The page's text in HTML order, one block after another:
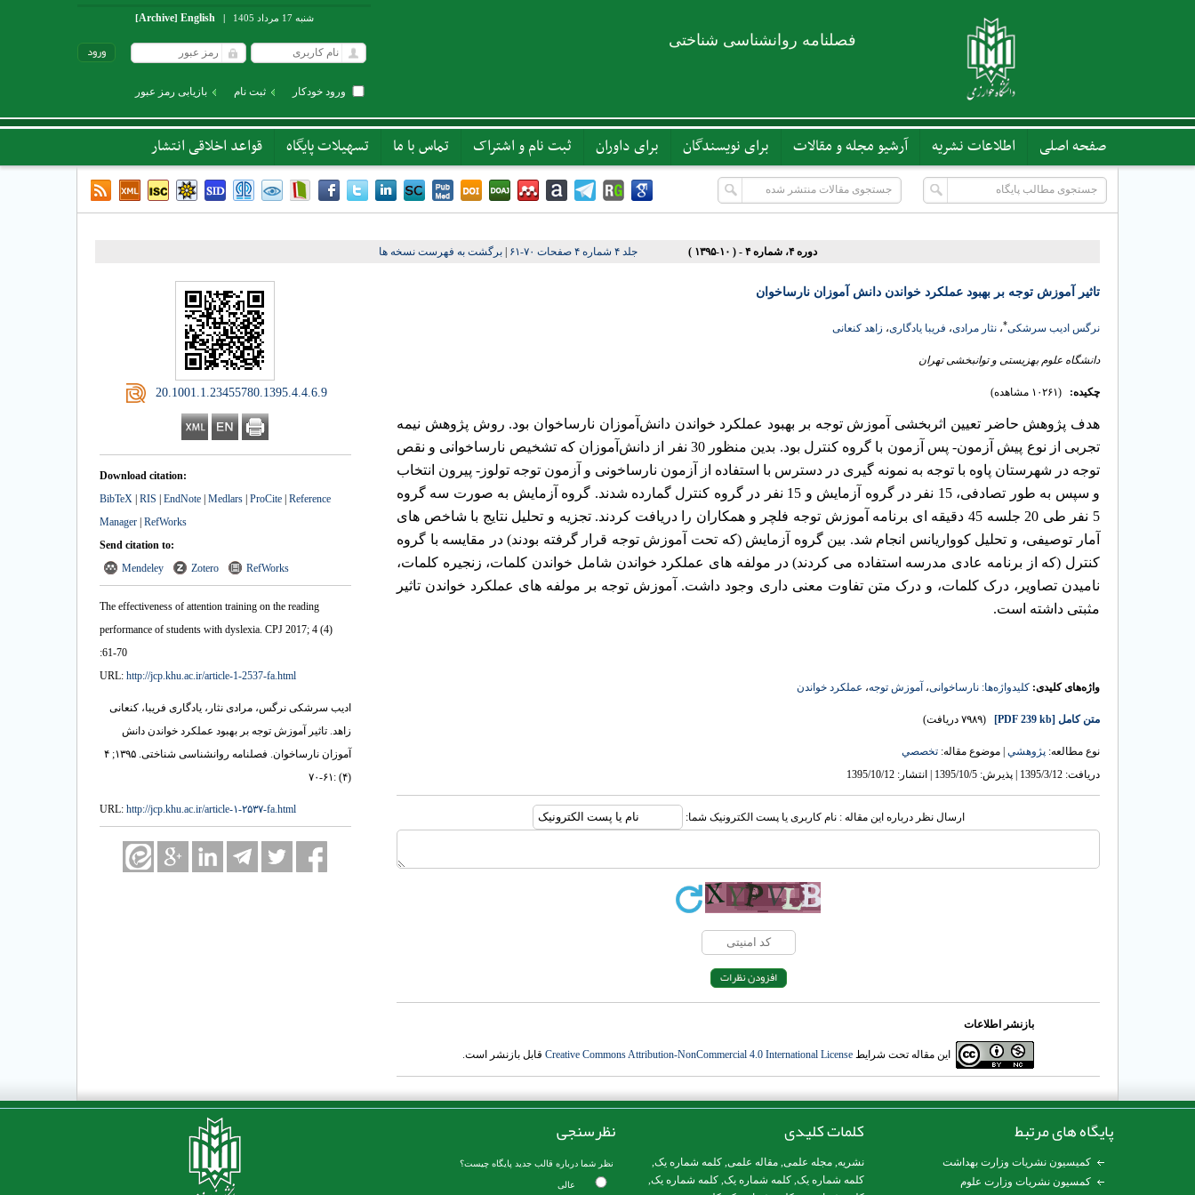
فصلنامه روانشناسی شناختی
شنبه 17 مرداد 1405 |
English
[Archive]
ورود خودکار ثبت نام بازیابی رمز عبور
صفحه اصلی اطلاعات نشریه آرشیو مجله و مقالات برای نویسندگان برای داوران ثبت نام و اشتراک تماس با ما تسهیلات پایگاه قواعد اخلاقی انتشار
دوره ۴، شماره ۴ - ( ۱۰-۱۳۹۵ ) جلد ۴ شماره ۴ صفحات ۷۰-۶۱ |برگشت به فهرست نسخه ها
‎ 20.1001.1.23455780.1395.4.4.6.9
Download citation:
BibTeX | RIS | EndNote | Medlars | ProCite | Reference
Manager | RefWorks
Send citation to:
Mendeley
Zotero RefWorks
The effectiveness of attention training on the reading
performance of students with dyslexia. CPJ 2017; 4 (4)
:61-70
URL: http://jcp.khu.ac.ir/article-1-2537-fa.html
ادیب سرشکی نرگس، مرادی نثار، یادگاری فریبا، کنعانی
زاهد. تاثیر آموزش توجه بر بهبود عملکرد خواندن دانش
آموزان نارساخوان. فصلنامه روانشناسی شناختی. ۱۳۹۵; ۴
(۴) :۶۱-۷۰
URL: http://jcp.khu.ac.ir/article-۱-۲۵۳۷-fa.html
تاثیر آموزش توجه بر بهبود عملکرد خواندن دانش آموزان نارساخوان
نرگس ادیب سرشکی*، نثار مرادی، فریبا یادگاری، زاهد کنعانی
دانشگاه علوم بهزیستی و توانبخشی تهران
چکیده: (۱۰۲۶۱ مشاهده)
هدف پژوهش حاضر تعیین اثربخشی آموزش توجه بر بهبود عملکرد خواندن دانش‌آموزان نارساخوان بود. روش پژوهش نیمه
تجربی از نوع پیش آزمون- پس آزمون با گروه کنترل بود. بدین منظور 30 نفر از دانش‌آموزان که تشخیص نارساخوانی و نقص
توجه در شهرستان پاوه با توجه به نمونه گیری در دسترس با استفاده از آزمون نارساخونی و آزمون توجه تولوز- پیرون انتخاب
و سپس به طور تصادفی، 15 نفر در گروه آزمایش و 15 نفر در گروه کنترل گمارده شدند. گروه آزمایش به صورت سه گروه
5 نفر طی 20 جلسه 45 دقیقه ای برنامه آموزش توجه فلچر و همکاران را دریافت کردند. تجزیه و تحلیل نتایج با شاخص های
آمار توصیفی، و تحلیل کوواریانس انجام شد. بین گروه آزمایش (که تحت آموزش توجه قرار گرفته بودند) در مقایسه با گروه
کنترل (که از برنامه عادی مدرسه استفاده می کردند) در مولفه های عملکرد خواندن شامل خواندن کلمات، زنجیره کلمات،
نامیدن تصاویر، درک کلمات، و درک متن تفاوت معنی داری وجود داشت. آموزش توجه بر مولفه های عملکرد خواندن تاثیر
مثبتی داشته است.
واژه‌های کلیدی: کلیدواژه‌ها: نارساخوانی، آموزش توجه، عملکرد خواندن
متن کامل [PDF 239 kb] (۷۹۸۹ دریافت)
نوع مطالعه: پژوهشي | موضوع مقاله: تخصصي
دریافت: 1395/3/12 | پذیرش: 1395/10/5 | انتشار: 1395/10/12
ارسال نظر درباره این مقاله : نام کاربری یا پست الکترونیک شما:
بازنشر اطلاعات
این مقاله تحت شرایط Creative Commons Attribution-NonCommercial 4.0 International License قابل بازنشر است.
پایگاه های مرتبط
کمیسیون نشریات وزارت بهداشت
کمسیون نشریات وزارت علوم
کلمات کلیدی
نشریه, مجله علمی, مقاله علمی, کلمه شماره یک,
کلمه شماره یک, کلمه شماره یک, کلمه شماره یک,
نظرسنجی
نظر شما درباره قالب جدید پایگاه چیست؟
عالی